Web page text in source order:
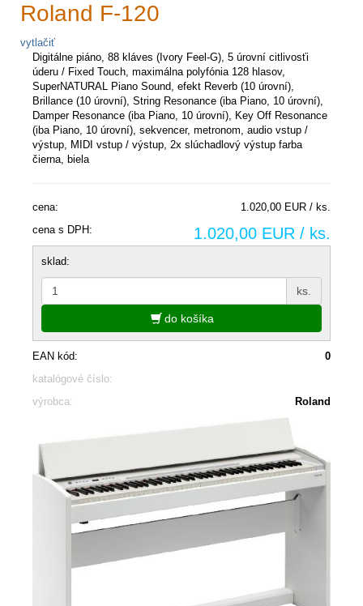
Roland F-120
vytlačiť
Digitálne piáno, 88 kláves (Ivory Feel-G), 5 úrovní citlivosťi
úderu / Fixed Touch, maximálna polyfónia 128 hlasov,
SuperNATURAL Piano Sound, efekt Reverb (10 úrovní),
Brillance (10 úrovní), String Resonance (iba Piano, 10 úrovní),
Damper Resonance (iba Piano, 10 úrovní), Key Off Resonance
(iba Piano, 10 úrovní), sekvencer, metronom, audio vstup /
výstup, MIDI vstup / výstup, 2x slúchadlový výstup farba
čierna, biela
cena:
1.020,00 EUR / ks.
cena s DPH:
1.020,00 EUR / ks.
sklad:
ks.
do košíka
EAN kód:
0
katalógové číslo:
výrobca:
Roland